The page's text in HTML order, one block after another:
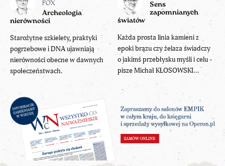
FOX
Archeologia
nierówności
Starożytne szkielety, praktyki
pogrzebowe i DNA ujawniają
nierówności obecne w dawnych
społeczeństwach.
Sens
zapomnianych
światów
Każda prosta linia kamieni z
epoki brązu czy żelaza świadczy
o jakimś przebłysku myśli i celu -
pisze Michał KŁOSOWSKI...